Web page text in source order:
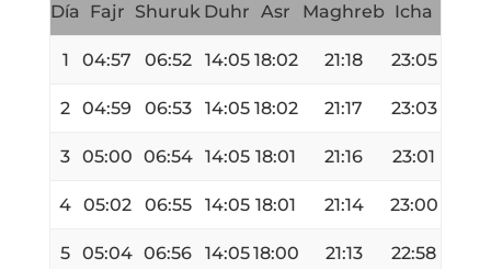
Día Fajr Shuruk Duhr Asr Maghreb Icha
1 04:57 06:52 14:05 18:02 21:18 23:05
2 04:59 06:53 14:05 18:02 21:17 23:03
3 05:00 06:54 14:05 18:01 21:16 23:01
4 05:02 06:55 14:05 18:01 21:14 23:00
5 05:04 06:56 14:0518:00 21:13 22:58